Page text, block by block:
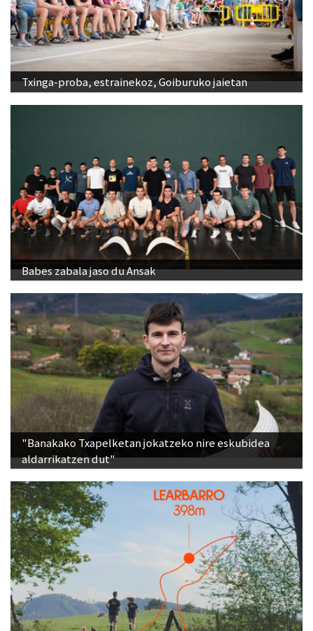
Txinga-proba, estrainekoz, Goiburuko jaietan
Babes zabala jaso du Ansak
"Banakako Txapelketan jokatzeko nire eskubidea
aldarrikatzen dut"